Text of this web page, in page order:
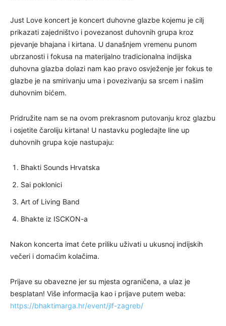
Just Love koncert je koncert duhovne glazbe kojemu je cilj
prikazati zajedništvo i povezanost duhovnih grupa kroz
pjevanje bhajana i kirtana. U današnjem vremenu punom
ubrzanosti i fokusa na materijalno tradicionalna indijska
duhovna glazba dolazi nam kao pravo osvježenje jer fokus te
glazbe je na smirivanju uma i povezivanju sa srcem i našim
duhovnim bićem.
Pridružite nam se na ovom prekrasnom putovanju kroz glazbu
i osjetite čaroliju kirtana! U nastavku pogledajte line up
duhovnih grupa koje nastupaju:
Bhakti Sounds Hrvatska
Sai poklonici
Art of Living Band
Bhakte iz ISCKON-a
Nakon koncerta imat ćete priliku uživati u ukusnoj indijskih
večeri i domaćim kolačima.
Prijave su obavezne jer su mjesta ograničena, a ulaz je
besplatan! Više informacija kao i prijave putem weba:
https://bhaktimarga.hr/event/jlf-zagreb/